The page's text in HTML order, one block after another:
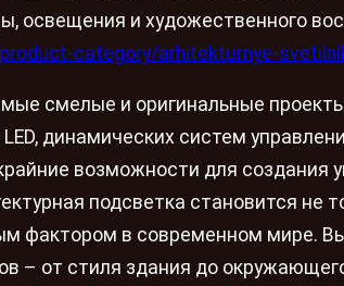
освещения и художественного
category/arhitekturnye-
смелые и оригинальные
динамических систем
возможности для создания
подсветка становится не
фактором в современном мире.
– от стиля здания до